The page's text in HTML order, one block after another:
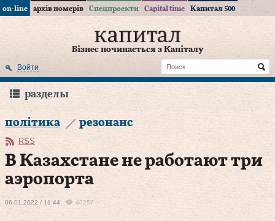
on-line архів номерів Спецпроекти Capital time Капитал 500
Бізнес починається з Капіталу
Войти
разделы
політика резонанс
RSS
В Казахстане не работают три
аэропорта
06.01.2022 / 11:44 40257